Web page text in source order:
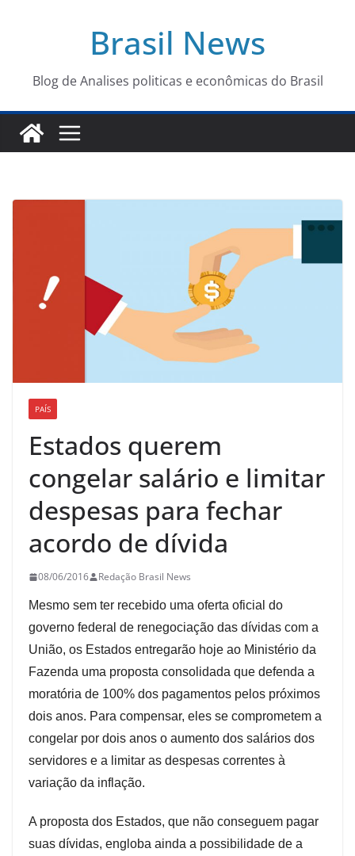
conteúdo
Brasil News
Blog de Analises politicas e econômicas do Brasil
PAÍS
Estados querem
congelar salário e limitar
despesas para fechar
acordo de dívida
08/06/2016 Redação Brasil News
Mesmo sem ter recebido uma oferta oficial do
governo federal de renegociação das dívidas com a
União, os Estados entregarão hoje ao Ministério da
Fazenda uma proposta consolidada que defenda a
moratória de 100% dos pagamentos pelos próximos
dois anos. Para compensar, eles se comprometem a
congelar por dois anos o aumento dos salários dos
servidores e a limitar as despesas correntes à
variação da inflação.
A proposta dos Estados, que não conseguem pagar
suas dívidas, engloba ainda a possibilidade de a